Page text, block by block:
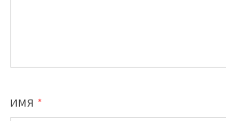
ИМЯ *